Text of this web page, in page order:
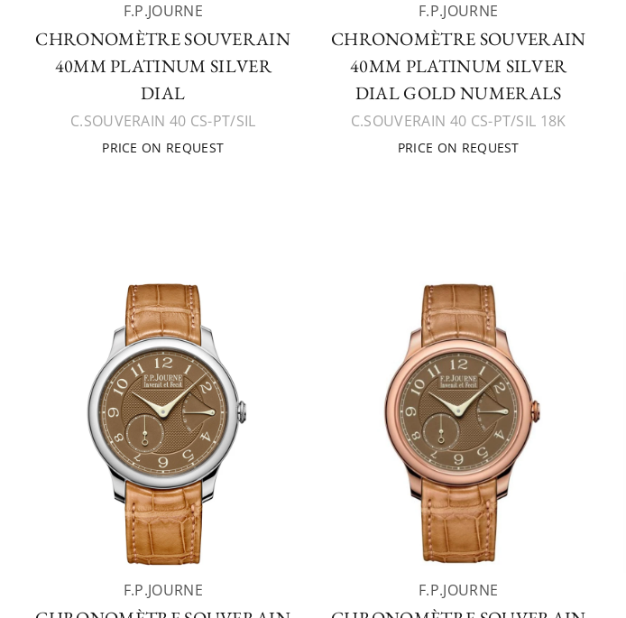
F.P.JOURNE
CHRONOMÈTRE SOUVERAIN
40MM PLATINUM SILVER
DIAL
C.SOUVERAIN 40 CS-PT/SIL
PRICE ON REQUEST
F.P.JOURNE
CHRONOMÈTRE SOUVERAIN
40MM PLATINUM SILVER
DIAL GOLD NUMERALS
C.SOUVERAIN 40 CS-PT/SIL 18K
PRICE ON REQUEST
F.P.JOURNE F.P.JOURNE